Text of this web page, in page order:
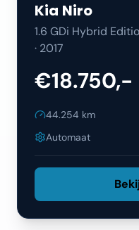
Kia Niro
1.6 GDi Hybrid
· 2017
€18.750,-
44.254 km
Automaat